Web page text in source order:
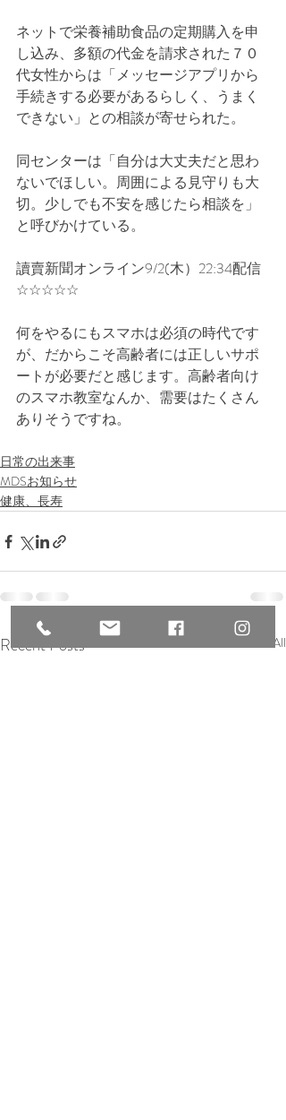
ネットで栄養補助食品の定期購入を申
し込み、多額の代金を請求された７０
代女性からは「メッセージアプリから
手続きする必要があるらしく、うまく
できない」との相談が寄せられた。
同センターは「自分は大丈夫だと思わ
ないでほしい。周囲による見守りも大
切。少しでも不安を感じたら相談を」
と呼びかけている。
讀賣新聞オンライン9/2(木）22:34配信
☆☆☆☆☆
何をやるにもスマホは必須の時代です
が、だからこそ高齢者には正しいサポ
ートが必要だと感じます。高齢者向け
のスマホ教室なんか、需要はたくさん
ありそうですね。
日常の出来事
MDSお知らせ
健康、長寿
Recent Posts See All